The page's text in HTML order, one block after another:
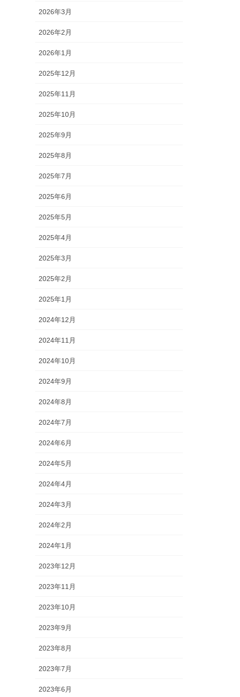
2026年3月
2026年2月
2026年1月
2025年12月
2025年11月
2025年10月
2025年9月
2025年8月
2025年7月
2025年6月
2025年5月
2025年4月
2025年3月
2025年2月
2025年1月
2024年12月
2024年11月
2024年10月
2024年9月
2024年8月
2024年7月
2024年6月
2024年5月
2024年4月
2024年3月
2024年2月
2024年1月
2023年12月
2023年11月
2023年10月
2023年9月
2023年8月
2023年7月
2023年6月